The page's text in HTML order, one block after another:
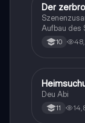
Deutsch
Der
Aufbau des
10
Deutsch
Deu Abi
11